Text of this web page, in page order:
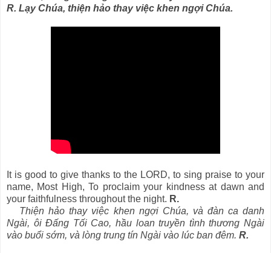
R. Lạy Chúa, thiện hảo thay việc khen ngợi Chúa.
It is good to give thanks to the LORD, to sing praise to your
name, Most High, To proclaim your kindness at dawn and
your faithfulness throughout the night. R.
Thiện hảo thay việc khen ngợi Chúa, và đàn ca danh
Ngài, ôi Ðấng Tối Cao, hầu loan truyền tình thương Ngài
vào buổi sớm, và lòng trung tín Ngài vào lúc ban đêm. R.